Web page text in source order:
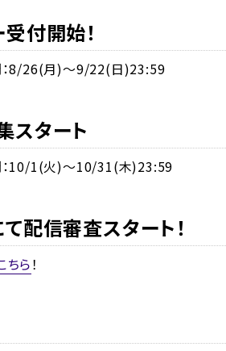
付開始！
：8/26(月)～9/22(日)23:59
スタート
：10/1(火)〜10/31(木)23:59
配信審査スタート！
ちら！